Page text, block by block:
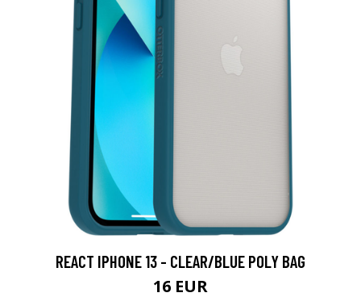
REACT IPHONE 13 - CLEAR/BLUE POLY BAG
16 EUR